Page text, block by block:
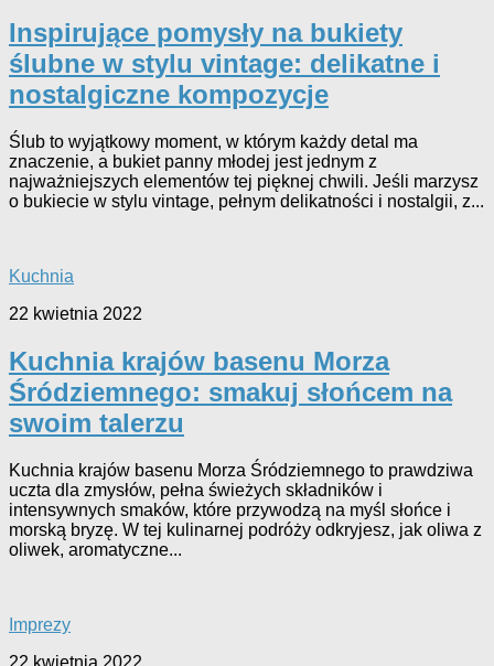
Inspirujące pomysły na bukiety
ślubne w stylu vintage: delikatne i
nostalgiczne kompozycje
Ślub to wyjątkowy moment, w którym każdy detal ma
znaczenie, a bukiet panny młodej jest jednym z
najważniejszych elementów tej pięknej chwili. Jeśli marzysz
o bukiecie w stylu vintage, pełnym delikatności i nostalgii, z...
Kuchnia
22 kwietnia 2022
Kuchnia krajów basenu Morza
Śródziemnego: smakuj słońcem na
swoim talerzu
Kuchnia krajów basenu Morza Śródziemnego to prawdziwa
uczta dla zmysłów, pełna świeżych składników i
intensywnych smaków, które przywodzą na myśl słońce i
morską bryzę. W tej kulinarnej podróży odkryjesz, jak oliwa z
oliwek, aromatyczne...
Imprezy